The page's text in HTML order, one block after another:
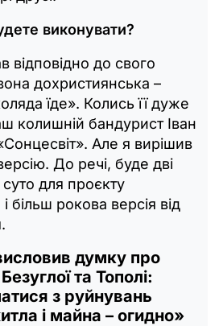
виконувати?
відповідно до свого
дохристиянська –
їде». Колись її дуже
колишній бандурист Іван
Але я вирішив
До речі, буде дві
суто для проєкту
більш рокова версія від
думку про
та Тополі:
з руйнувань
і майна – огидно»